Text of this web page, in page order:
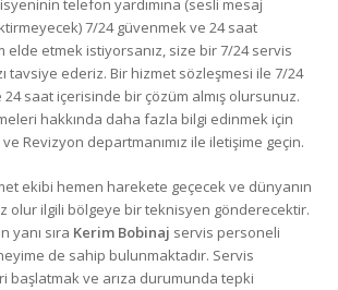
telefon yardımına (sesli mesaj
7/24 güvenmek ve 24 saat
elde etmek istiyorsanız, size bir 7/24 servis
tavsiye ederiz. Bir hizmet sözleşmesi ile 7/24
saat içerisinde bir çözüm almış olursunuz.
hakkında daha fazla bilgi edinmek için
Revizyon departmanımız ile iletişime geçin.
ekibi hemen harekete geçecek ve dünyanın
olur ilgili bölgeye bir teknisyen gönderecektir.
yanı sıra Kerim Bobinaj servis personeli
de sahip bulunmaktadır. Servis
başlatmak ve arıza durumunda tepki